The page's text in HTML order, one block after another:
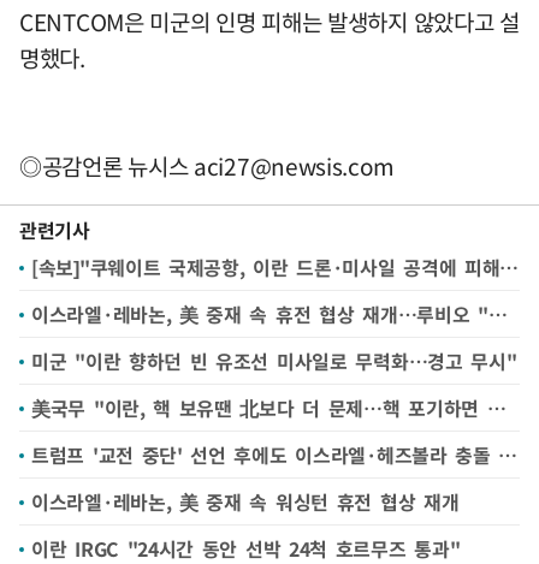
CENTCOM은 미군의 인명 피해는 발생하지 않았다고 설
명했다.
◎공감언론 뉴시스aci27@newsis.com
관련기사
[속보]"쿠웨이트 국제공항, 이란 드론·미사일 공격에 피해 심각…운항 중단"
이스라엘·레바논, 美 중재 속 휴전 협상 재개…루비오 "헤즈볼라가 장애물"(종합)
미군 "이란 향하던 빈 유조선 미사일로 무력화…경고 무시"
美국무 "이란, 핵 보유땐 北보다 더 문제…핵 포기하면 제재완화"(종합)
트럼프 '교전 중단' 선언 후에도 이스라엘·헤즈볼라 충돌 계속
이스라엘·레바논, 美 중재 속 워싱턴 휴전 협상 재개
이란 IRGC "24시간 동안 선박 24척 호르무즈 통과"